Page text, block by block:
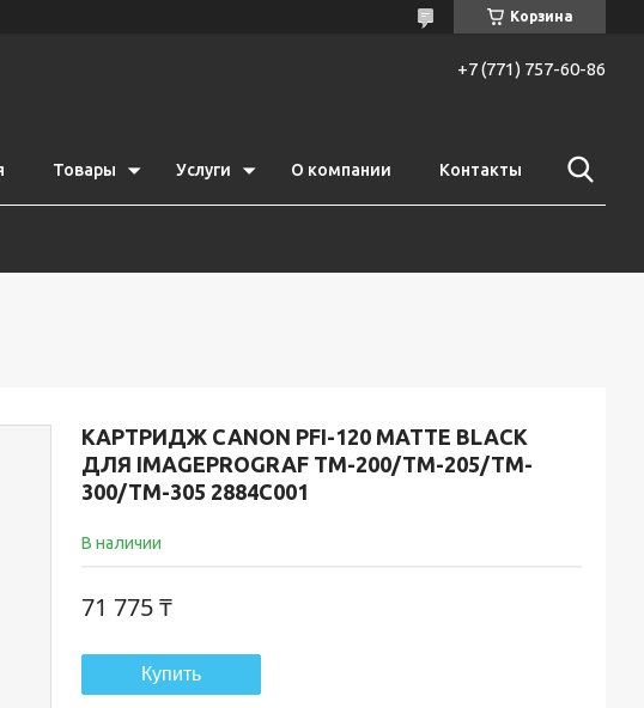
Корзина
+7 (771) 757-60-86
Товары Услуги О компании Контакты
КАРТРИДЖ CANON PFI-120 MATTE BLACK
ДЛЯ IMAGEPROGRAF TM-200/TM-205/TM-
300/TM-305 2884C001
В наличии
71 775 ₸
Купить